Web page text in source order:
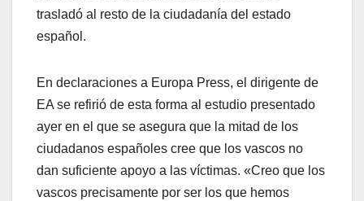
trasladó al resto de la ciudadaní­a del estado
español.
En declaraciones a Europa Press, el dirigente de
EA se refirió de esta forma al estudio presentado
ayer en el que se asegura que la mitad de los
ciudadanos españoles cree que los vascos no
dan suficiente apoyo a las ví­ctimas. «Creo que los
vascos precisamente por ser los que hemos